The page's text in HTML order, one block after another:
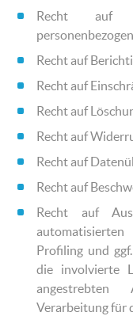
Recht auf
Recht auf
Recht auf
Recht auf
Recht auf
Recht auf
Recht auf
Recht auf
automatisierten
Profiling und
die involvierte
angestrebten
Verarbeitung für